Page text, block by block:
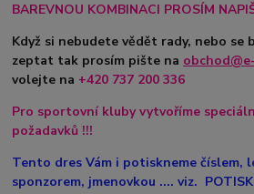
BAREVNOU KOMBINACI PROSÍM
Když si nebudete vědět rady, nebo se
zeptat tak prosím pište na
volejte na +420 737 200 336
Pro sportovní kluby vytvoříme
požadavků !!!
Tento dres Vám i potiskneme číslem,
sponzorem, jmenovkou .... viz. POTISK